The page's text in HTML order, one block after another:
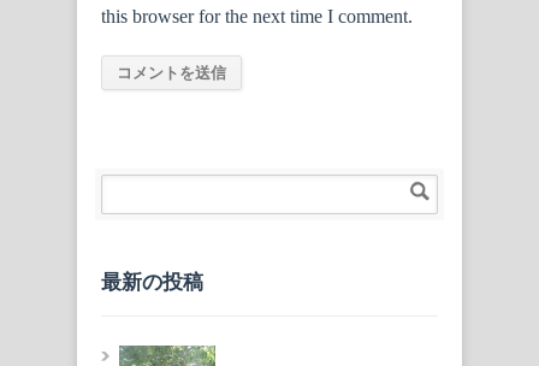
this browser for the next time I comment.
最新の投稿